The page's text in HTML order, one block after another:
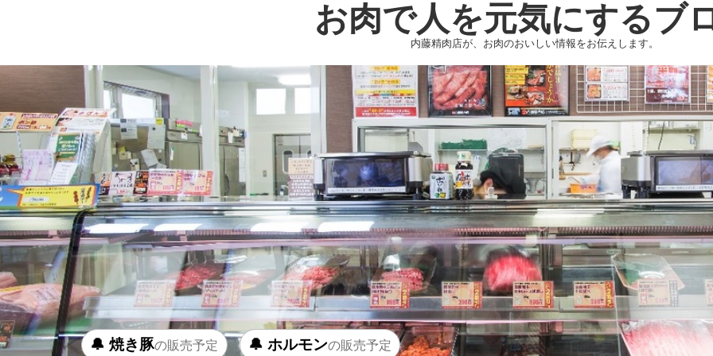
お肉で人を元気にするブ
内藤精肉店が、お肉のおいしい情報をお伝えします。
🔔 焼き豚の販売予定 🔔 ホルモンの販売予定